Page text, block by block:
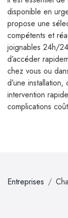
disponible en
propose une
compétents et
joignables 24h/
d’accéder
chez vous ou
d’une
intervention
complications
Entreprises